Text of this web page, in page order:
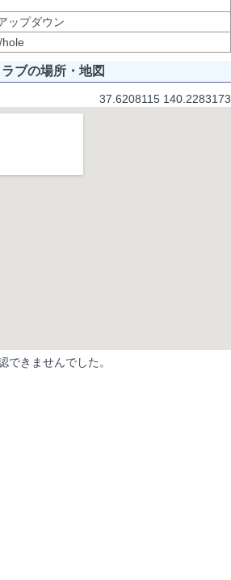
ップダウン
ブの場所・地図
37.6208115 140.2283173
できませんでした。